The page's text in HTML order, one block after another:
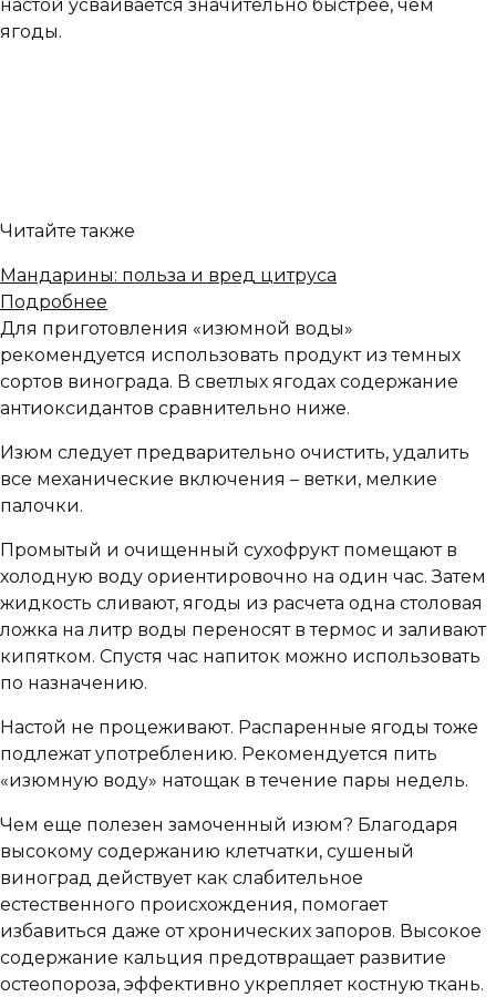
настой усваивается значительно быстрее, чем
ягоды.
Читайте также
Мандарины: польза и вред цитруса
Подробнее
Для приготовления «изюмной воды»
рекомендуется использовать продукт из темных
сортов винограда. В светлых ягодах содержание
антиоксидантов сравнительно ниже.
Изюм следует предварительно очистить, удалить
все механические включения – ветки, мелкие
палочки.
Промытый и очищенный сухофрукт помещают в
холодную воду ориентировочно на один час. Затем
жидкость сливают, ягоды из расчета одна столовая
ложка на литр воды переносят в термос и заливают
кипятком. Спустя час напиток можно использовать
по назначению.
Настой не процеживают. Распаренные ягоды тоже
подлежат употреблению. Рекомендуется пить
«изюмную воду» натощак в течение пары недель.
Чем еще полезен замоченный изюм? Благодаря
высокому содержанию клетчатки, сушеный
виноград действует как слабительное
естественного происхождения, помогает
избавиться даже от хронических запоров. Высокое
содержание кальция предотвращает развитие
остеопороза, эффективно укрепляет костную ткань.